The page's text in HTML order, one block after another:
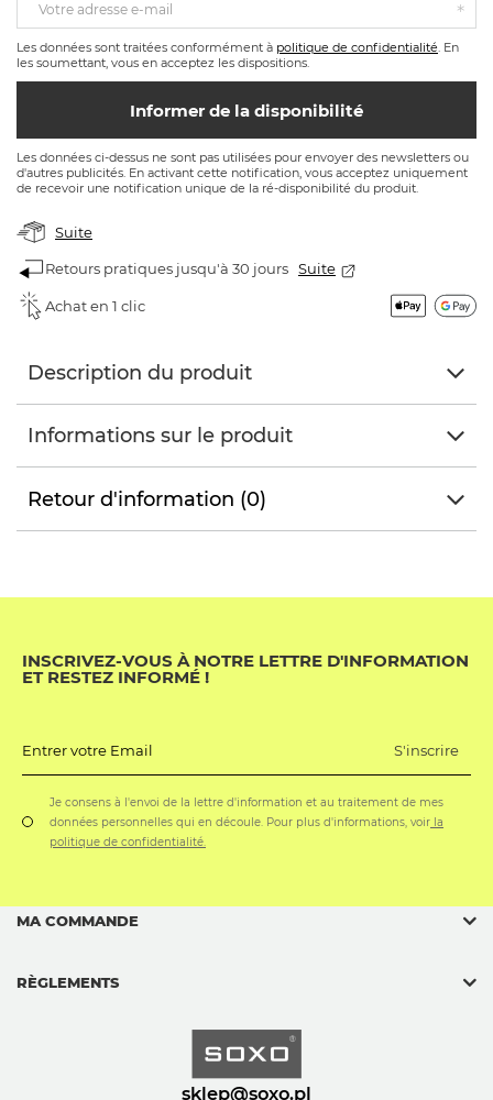
Votre adresse e-mail
Les données sont traitées conformément à politique de confidentialité. En
les soumettant, vous en acceptez les dispositions.
Informer de la disponibilité
Les données ci-dessus ne sont pas utilisées pour envoyer des newsletters ou
d'autres publicités. En activant cette notification, vous acceptez uniquement
de recevoir une notification unique de la ré-disponibilité du produit.
Suite
Retours pratiques jusqu'à 30 jours Suite
Achat en 1 clic
Description du produit
Informations sur le produit
Retour d'information (0)
INSCRIVEZ-VOUS À NOTRE LETTRE D'INFORMATION
ET RESTEZ INFORMÉ !
Entrer votre Email S'inscrire
Je consens à l'envoi de la lettre d'information et au traitement de mes
données personnelles qui en découle. Pour plus d'informations, voir la
politique de confidentialité.
sklep@soxo.pl
MA COMMANDE
RÈGLEMENTS